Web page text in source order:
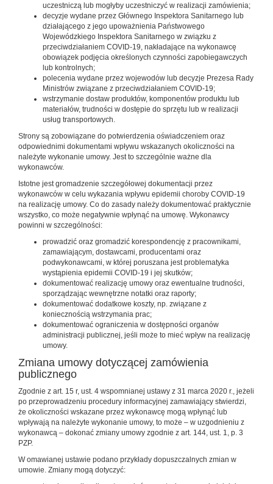
uczestniczą lub mogłyby uczestniczyć w realizacji zamówienia;
decyzje wydane przez Głównego Inspektora Sanitarnego lub
działającego z jego upoważnienia Państwowego
Wojewódzkiego Inspektora Sanitarnego w związku z
przeciwdziałaniem COVID-19, nakładające na wykonawcę
obowiązek podjęcia określonych czynności zapobiegawczych
lub kontrolnych;
polecenia wydane przez wojewodów lub decyzje Prezesa Rady
Ministrów związane z przeciwdziałaniem COVID-19;
wstrzymanie dostaw produktów, komponentów produktu lub
materiałów, trudności w dostępie do sprzętu lub w realizacji
usług transportowych.
Strony są zobowiązane do potwierdzenia oświadczeniem oraz
odpowiednimi dokumentami wpływu wskazanych okoliczności na
należyte wykonanie umowy. Jest to szczególnie ważne dla
wykonawców.
Istotne jest gromadzenie szczegółowej dokumentacji przez
wykonawców w celu wykazania wpływu epidemii choroby COVID-19
na realizację umowy. Co do zasady należy dokumentować praktycznie
wszystko, co może negatywnie wpłynąć na umowę. Wykonawcy
powinni w szczególności:
prowadzić oraz gromadzić korespondencję z pracownikami,
zamawiającym, dostawcami, producentami oraz
podwykonawcami, w której poruszana jest problematyka
wystąpienia epidemii COVID-19 i jej skutków;
dokumentować realizację umowy oraz ewentualne trudności,
sporządzając wewnętrzne notatki oraz raporty;
dokumentować dodatkowe koszty, np. związane z
koniecznością wstrzymania prac;
dokumentować ograniczenia w dostępności organów
administracji publicznej, jeśli może to mieć wpływ na realizację
umowy.
Zmiana umowy dotyczącej zamówienia
publicznego
Zgodnie z art. 15 r, ust. 4 wspomnianej ustawy z 31 marca 2020 r., jeżeli
po przeprowadzeniu procedury informacyjnej zamawiający stwierdzi,
że okoliczności wskazane przez wykonawcę mogą wpłynąć lub
wpływają na należyte wykonanie umowy, to może – w uzgodnieniu z
wykonawcą – dokonać zmiany umowy zgodnie z art. 144, ust. 1, p. 3
PZP.
W omawianej ustawie podano przykłady dopuszczalnych zmian w
umowie. Zmiany mogą dotyczyć: